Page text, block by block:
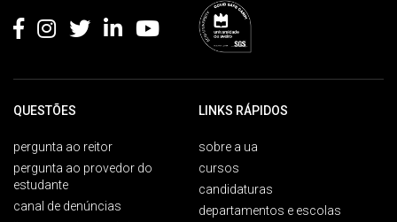
QUESTÕES
pergunta ao reitor
pergunta ao provedor do
estudante
canal de denúncias
LINKS RÁPIDOS
sobre a ua
cursos
candidaturas
departamentos e escolas